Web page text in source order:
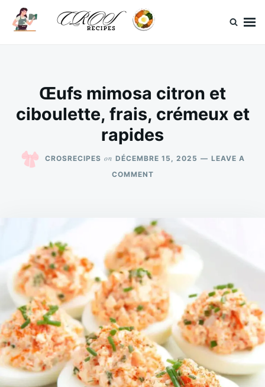
SkipSearch
for:
Œufs mimosa citron et
ciboulette, frais, crémeux et
rapides
CROSRECIPES on DÉCEMBRE 15, 2025
LEAVE A
COMMENTON
ET
CIBOULETTE,
FRAIS,
CRÉMEUX
ET
RAPIDES